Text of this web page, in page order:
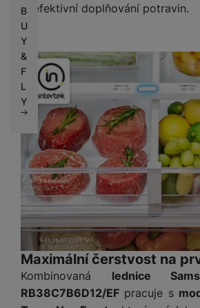
B
U
Y
&
F
L
Y
či efektivní doplňování potravin.
Maximální čerstvost na
Kombinovaná lednice
RB38C7B6D12/EF pracuje s